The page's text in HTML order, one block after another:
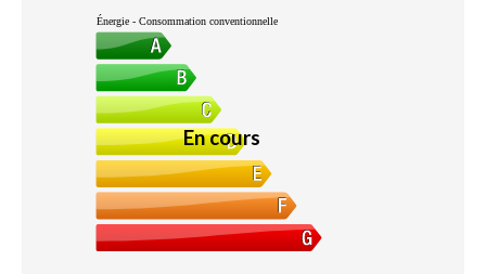
Énergie - Consommation conventionnelle
En cours